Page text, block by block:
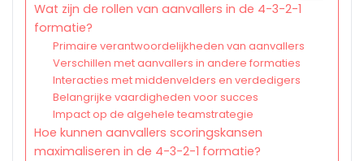
Wat zijn de rollen van aanvallers in de 4-3-2-1
formatie?
Primaire verantwoordelijkheden van aanvallers
Verschillen met aanvallers in andere formaties
Interacties met middenvelders en verdedigers
Belangrijke vaardigheden voor succes
Impact op de algehele teamstrategie
Hoe kunnen aanvallers scoringskansen
maximaliseren in de 4-3-2-1 formatie?